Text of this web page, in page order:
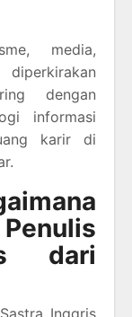
media,
dengan
informasi
karir di
dari
Inggris